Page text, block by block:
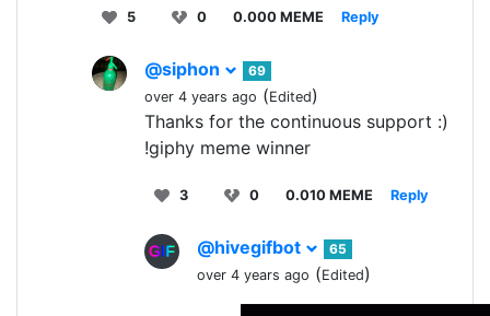
5 0 0.000 MEME Reply
@siphon
69
over 4 years ago (Edited)
Thanks for the continuous support :)
!giphy meme winner
3 0 0.010 MEME Reply
@hivegifbot
65
over 4 years ago (Edited)